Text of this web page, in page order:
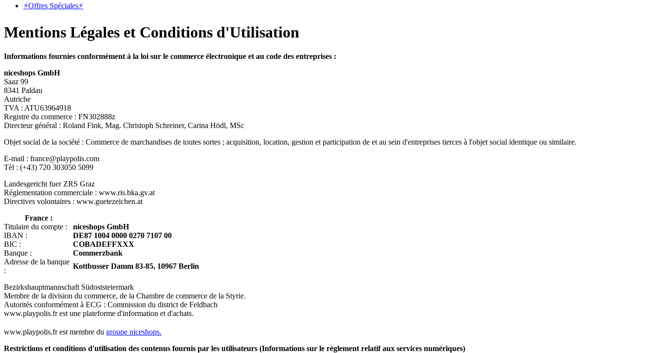
⚡️Offres Spéciales⚡️
Mentions Légales et Conditions d'Utilisation
Informations fournies conformément à la loi sur le commerce électronique et au code des entreprises :
niceshops GmbH
Saaz 99
8341 Paldau
Autriche
TVA : ATU63964918
Registre du commerce : FN302888z
Directeur général : Roland Fink, Mag. Christoph Schreiner, Carina Hödl, MSc
Objet social de la société : Commerce de marchandises de toutes sortes ; acquisition, location, gestion et participation de et au sein d'entreprises tierces à l'objet social identique ou similaire.
E-mail : france@playpolis.com
Tèl : (+43) 720 303050 5099
Landesgericht fuer ZRS Graz
Réglementation commerciale : www.ris.bka.gv.at
Directives volontaires : www.guetezeichen.at
France :
Titulaire du compte :
niceshops GmbH
IBAN :
DE87 1004 0000 0270 7107 00
BIC :
COBADEFFXXX
Banque :
Commerzbank
Adresse de la banque
:
Kottbusser Damm 83-85, 10967 Berlin
Bezirkshauptmannschaft Südoststeiermark
Membre de la division du commerce, de la Chambre de commerce de la Styrie.
Autorités conformément à ECG : Commission du district de Feldbach
www.playpolis.fr est une plateforme d'information et d'achats.
www.playpolis.fr est membre du groupe niceshops.
Restrictions et conditions d'utilisation des contenus fournis par les utilisateurs (Informations sur le règlement relatif aux services numériques)